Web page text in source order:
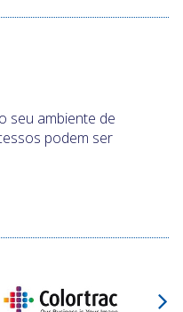
seu ambiente de
podem ser